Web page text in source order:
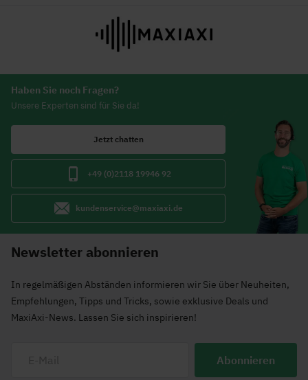
Haben Sie noch Fragen?
Unsere Experten sind für Sie da!
Jetzt chatten
+49 (0)2118 19946 92
kundenservice@maxiaxi.de
Newsletter abonnieren
In regelmäßigen Abständen informieren wir Sie über Neuheiten,
Empfehlungen, Tipps und Tricks, sowie exklusive Deals und
MaxiAxi-News. Lassen Sie sich inspirieren!
Abonnieren